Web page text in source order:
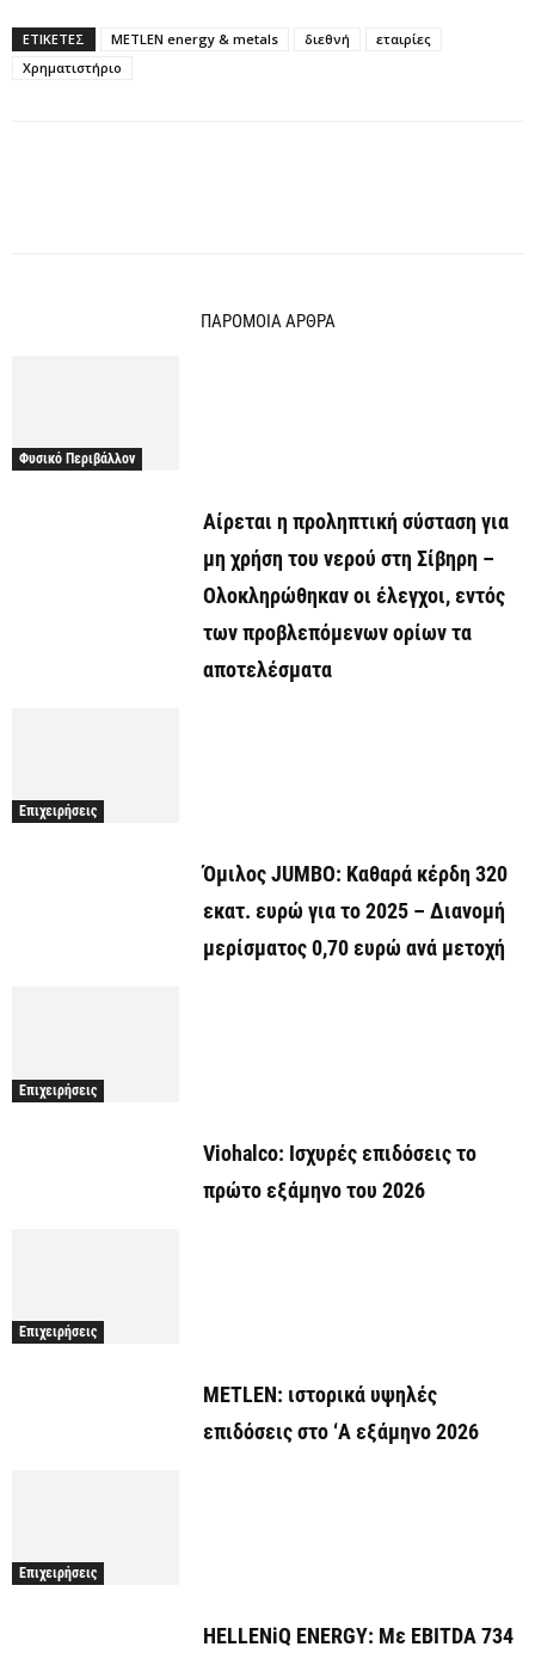
ΕΤΙΚΕΤΕΣ METLEN energy & metals διεθνή
εταιρίες
Χρηματιστήριο
ΠΑΡΟΜΟΙΑ ΑΡΘΡΑ
Φυσικό Περιβάλλον
Αίρεται η προληπτική σύσταση για
μη χρήση του νερού στη Σίβηρη –
Ολοκληρώθηκαν οι έλεγχοι, εντός
των προβλεπόμενων ορίων τα
αποτελέσματα
Επιχειρήσεις
Όμιλος JUMBO: Καθαρά κέρδη 320
εκατ. ευρώ για το 2025 – Διανομή
μερίσματος 0,70 ευρώ ανά μετοχή
Επιχειρήσεις
Viohalco: Ισχυρές επιδόσεις το
πρώτο εξάμηνο του 2026
Επιχειρήσεις
METLEN: ιστορικά υψηλές
επιδόσεις στο ‘A εξάμηνο 2026
Επιχειρήσεις
HELLENiQ ENERGY: Με EBITDA 734